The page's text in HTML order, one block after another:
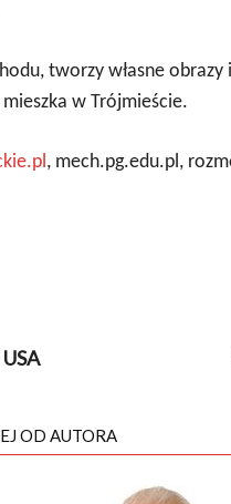
tworzy własne
w Trójmieście.
, mech.pg.edu.pl,
OD AUTORA